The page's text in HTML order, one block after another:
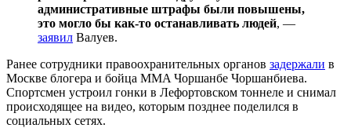
административные штрафы были повышены,
это могло бы как-то останавливать людей, —
заявил Валуев.
Ранее сотрудники правоохранительных органов задержали в
Москве блогера и бойца MMA Чоршанбе Чоршанбиева.
Спортсмен устроил гонки в Лефортовском тоннеле и снимал
происходящее на видео, которым позднее поделился в
социальных сетях.